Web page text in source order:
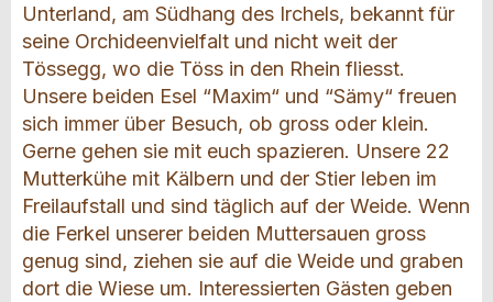
Unterland, am Südhang des Irchels, bekannt für
seine Orchideenvielfalt und nicht weit der
Tössegg, wo die Töss in den Rhein fliesst.
Unsere beiden Esel “Maxim“ und “Sämy“ freuen
sich immer über Besuch, ob gross oder klein.
Gerne gehen sie mit euch spazieren. Unsere 22
Mutterkühe mit Kälbern und der Stier leben im
Freilaufstall und sind täglich auf der Weide. Wenn
die Ferkel unserer beiden Muttersauen gross
genug sind, ziehen sie auf die Weide und graben
dort die Wiese um. Interessierten Gästen geben